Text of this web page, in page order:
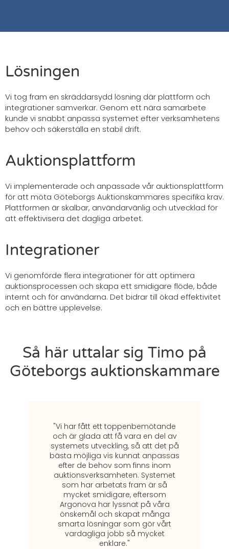
Lösningen
Vi tog fram en skräddarsydd lösning där plattform och
integrationer samverkar. Genom ett nära samarbete
kunde vi snabbt anpassa systemet efter verksamhetens
behov och säkerställa en stabil drift.
Auktionsplattform
Vi implementerade och anpassade vår auktionsplattform
för att möta Göteborgs Auktionskammares specifika krav.
Plattformen är skalbar, användarvänlig och utvecklad för
att effektivisera det dagliga arbetet.
Integrationer
Vi genomförde flera integrationer för att optimera
auktionsprocessen och skapa ett smidigare flöde, både
internt och för användarna. Det bidrar till ökad effektivitet
och en bättre upplevelse.
Så här uttalar sig Timo på
Göteborgs auktionskammare
"Vi har fått ett toppenbemötande
och är glada att få vara en del av
systemets utveckling, så att det på
bästa möjliga vis kunnat anpassas
efter de behov som finns inom
auktionsverksamheten. Systemet
som har arbetats fram är så
mycket smidigare, eftersom
Argonova har lyssnat på våra
önskemål och skapat många
smarta lösningar som gör vårt
vardagliga jobb så mycket
enklare."